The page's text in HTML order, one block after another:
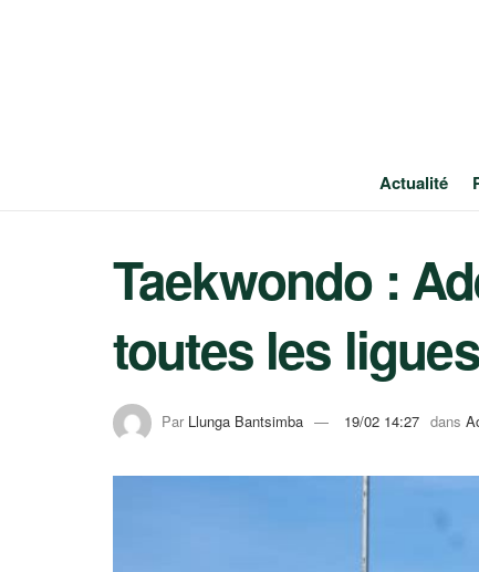
Actualité
Taekwondo :
toutes les
Par Llunga Bantsimba 19/02 14:27 dans